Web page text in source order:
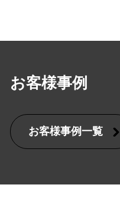
お客様事例
お客様事例一覧